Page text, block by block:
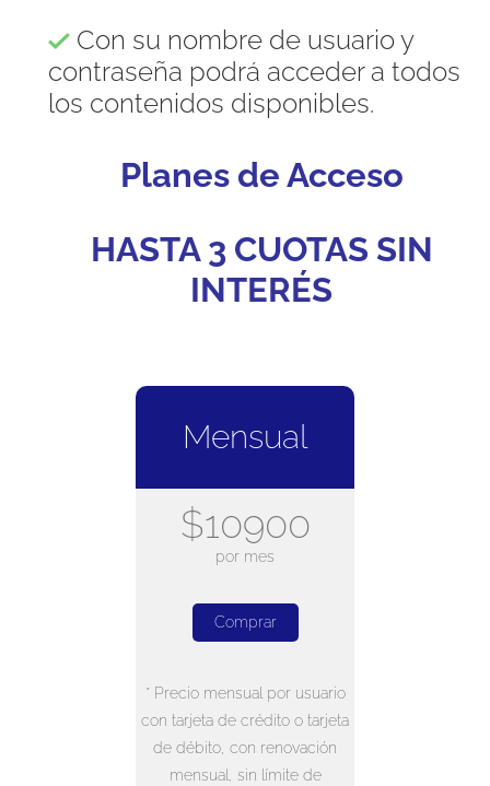
Con su nombre de usuario y
contraseña podrá acceder a todos
los contenidos disponibles.
Planes de Acceso
HASTA 3 CUOTAS SIN
INTERÉS
Mensual
$10900
por mes
Comprar
* Precio mensual por usuario
con tarjeta de crédito o tarjeta
de débito, con renovación
mensual, sin límite de